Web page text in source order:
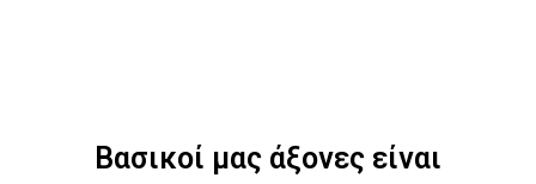
Βασικοί μας άξονες είναι